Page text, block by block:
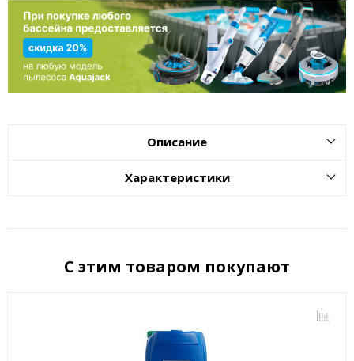
Описание
Характеристики
С этим товаром покупают